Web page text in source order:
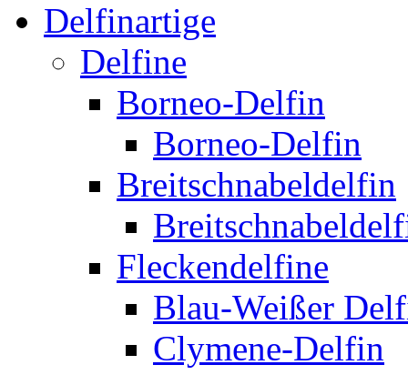
Delfinartige
Delfine
Borneo-Delfin
Borneo-Delfin
Breitschnabeldelfin
Fleckendelfine
Blau-Weißer
Clymene-Delfin